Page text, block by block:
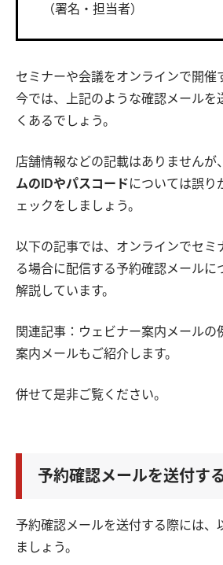
（署名・担当者）
セミナーや会議をオンラインで開催
今では、上記のような確認メールを
くあるでしょう。
店舗情報などの記載はありませんが、
ムのIDやパスコードについては誤り
ェックをしましょう。
以下の記事では、オンラインでセミ
る場合に配信する予約確認メールに
解説しています。
関連記事：ウェビナー案内メールの
案内メールもご紹介します。
併せて是非ご覧ください。
予約確認メールを送付す
予約確認メールを送付する際には、
ましょう。